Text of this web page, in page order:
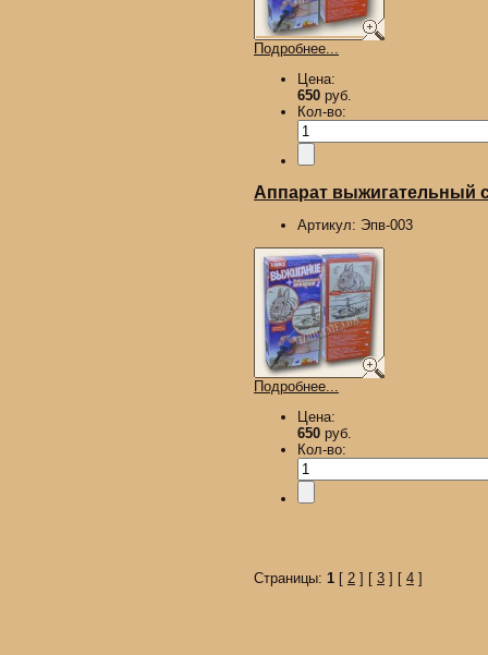
Подробнее...
Цена:
650 руб.
Кол-во:
Аппарат выжигательный
Артикул: Эпв-003
Подробнее...
Цена:
650 руб.
Кол-во:
Страницы: 1 [ 2 ] [ 3 ] [ 4 ]